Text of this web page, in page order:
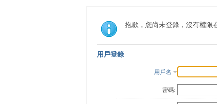
抱歉，您尚未登錄，沒有權限
用戶登錄
用戶名
密碼: